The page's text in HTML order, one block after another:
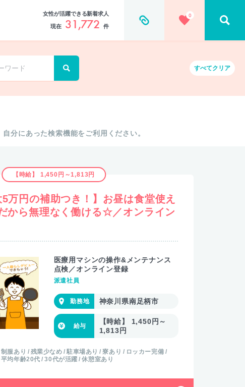
女性が活躍できる新着求人
現在 31,772 件
0
すべてクリア
分にあった検索機能をご利用ください。
【時給】 1,450円～1,813円
万円の補助つき！】お昼は食堂使え
から無理なく働ける☆／オンライン
医療用マシンの操作&メンテナンス
点検／オンライン登録
派遣社員
神奈川県南足柄市
【時給】 1,450円～
1,813円
制服あり 残業少なめ 駐車場あり 寮あり
ロッカー完備
平均年齢20代 30代が活躍 休憩室あり